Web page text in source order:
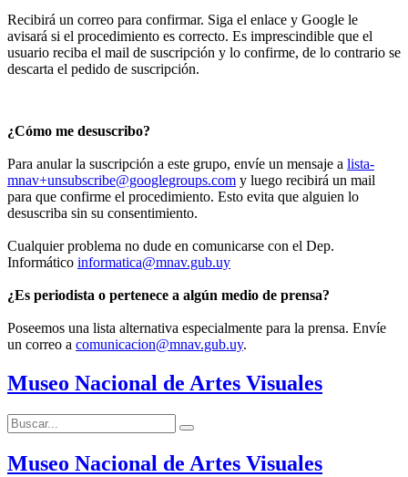
Recibirá un correo para confirmar. Siga el enlace y Google le
avisará si el procedimiento es correcto. Es imprescindible que el
usuario reciba el mail de suscripción y lo confirme, de lo contrario se
descarta el pedido de suscripción.
¿Cómo me desuscribo?
Para anular la suscripción a este grupo, envíe un mensaje a lista-
mnav+unsubscribe@googlegroups.com y luego recibirá un mail
para que confirme el procedimiento. Esto evita que alguien lo
desuscriba sin su consentimiento.
Cualquier problema no dude en comunicarse con el Dep.
Informático informatica@mnav.gub.uy
¿Es periodista o pertenece a algún medio de prensa?
Poseemos una lista alternativa especialmente para la prensa. Envíe
un correo a comunicacion@mnav.gub.uy.
Museo Nacional de Artes Visuales
Buscar:
Buscar
Museo Nacional de Artes Visuales